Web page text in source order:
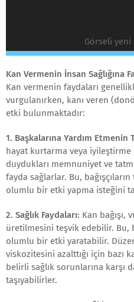
Görseli yeni
Kan Vermenin İnsan Sağlığına
Kan vermenin faydaları
vurgulanırken, kanı veren
etki bulunmaktadır:
1. Başkalarına Yardım Etmenin
hayat kurtarma veya iyileştirme
duydukları memnuniyet ve
fayda sağlarlar. Bu,
olumlu bir etki yapma isteğini
2. Sağlık Faydaları: Kan
üretilmesini teşvik edebilir. Bu,
olumlu bir etki yaratabilir.
viskozitesini azalttığı için bazı
belirli sağlık sorunlarına karşı
taşıyabilirler.